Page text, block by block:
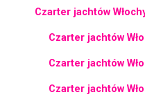
Czarter jachtów
Czarter jachtów
Czarter jachtów
Czarter jachtów